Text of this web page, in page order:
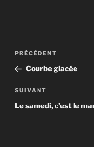
Navigation
l’article
Article
précédent
PRÉCÉDENT
Courbe glacée
Article
suivant
SUIVANT
Le samedi, c’est le